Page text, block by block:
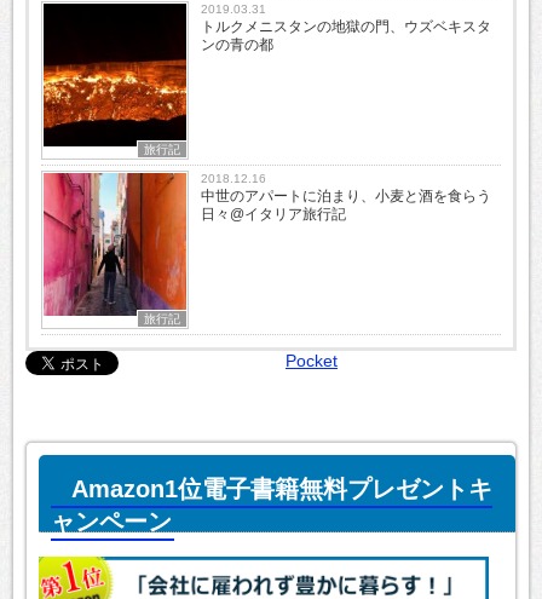
旅行記
2019.03.31
トルクメニスタンの地獄の門、ウズベキスタ
ンの青の都
旅行記
2018.12.16
中世のアパートに泊まり、小麦と酒を食らう
日々@イタリア旅行記
Pocket
Amazon1位電子書籍無料プレゼントキ
ャンペーン